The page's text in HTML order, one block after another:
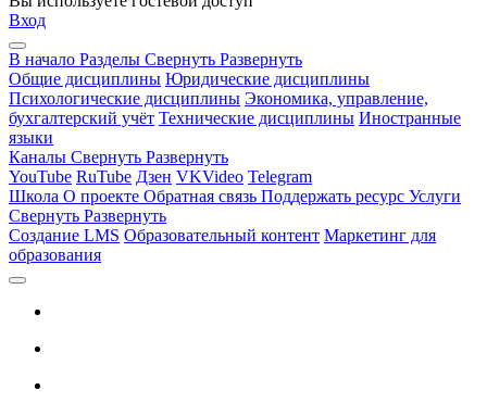
Вход
В начало Разделы Свернуть Развернуть
Общие дисциплины Юридические дисциплины
Психологические дисциплины Экономика, управление,
бухгалтерский учёт Технические дисциплины Иностранные
языки
Каналы Свернуть Развернуть
YouTube RuTube Дзен VKVideo Telegram
Школа О проекте Обратная связь Поддержать ресурс Услуги
Свернуть Развернуть
Создание LMS Образовательный контент Маркетинг для
образования